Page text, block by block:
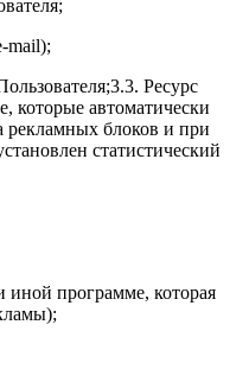
mail);
Ресурс
которые автоматически
рекламных блоков и при
статистический
иной программе, которая